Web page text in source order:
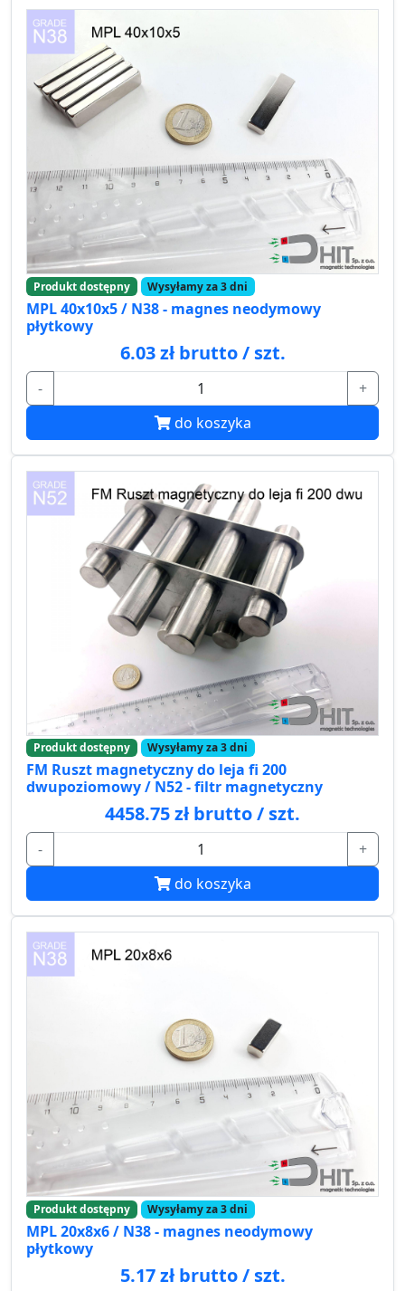
Produkt dostępny Wysyłamy za 3 dni
MPL 40x10x5 / N38 - magnes neodymowy
płytkowy
6.03 zł brutto / szt.
-
+
do koszyka
Produkt dostępny Wysyłamy za 3 dni
FM Ruszt magnetyczny do leja fi 200
dwupoziomowy / N52 - filtr magnetyczny
4458.75 zł brutto / szt.
-
+
do koszyka
Produkt dostępny Wysyłamy za 3 dni
MPL 20x8x6 / N38 - magnes neodymowy
płytkowy
5.17 zł brutto / szt.